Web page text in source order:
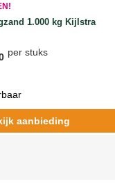
1.000 kg Kijlstra
per stuks
aanbieding